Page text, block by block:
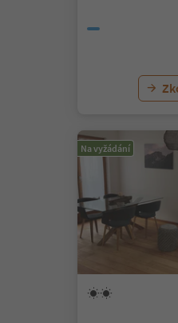
Na vyžádání